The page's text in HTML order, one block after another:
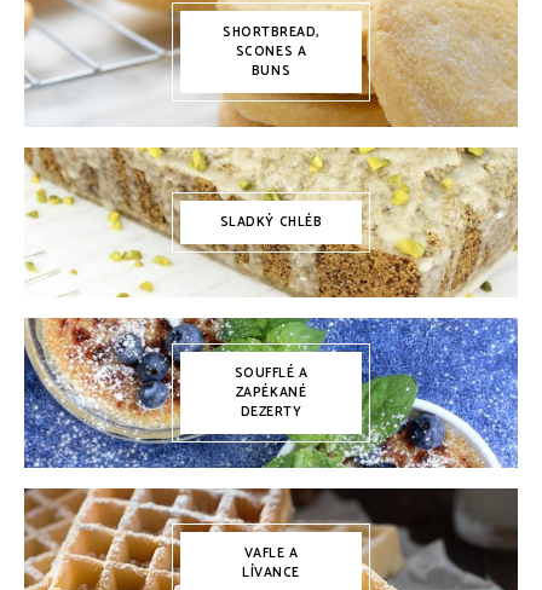
SHORTBREAD,
SCONES A
BUNS
SLADKÝ CHLÉB
SOUFFLÉ A
ZAPÉKANÉ
DEZERTY
VAFLE A
LÍVANCE